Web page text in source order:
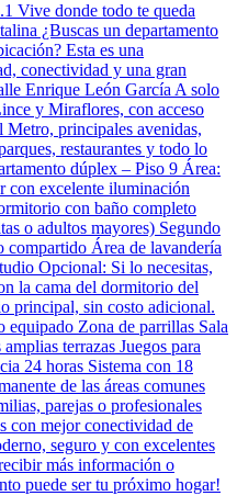
Vive donde todo te queda
¿Buscas un departamento
Esta es una
conectividad y una gran
Enrique León García A solo
y Miraflores, con acceso
principales avenidas,
restaurantes y todo lo
dúplex – Piso 9 Área:
con excelente iluminación
con baño completo
o adultos mayores) Segundo
Área de lavandería
Opcional: Si lo necesitas,
la cama del dormitorio del
principal, sin costo adicional.
equipado Zona de parrillas Sala
terrazas Juegos para
24 horas Sistema con 18
de las áreas comunes
parejas o profesionales
con mejor conectividad de
seguro y con excelentes
más información o
puede ser tu próximo hogar!